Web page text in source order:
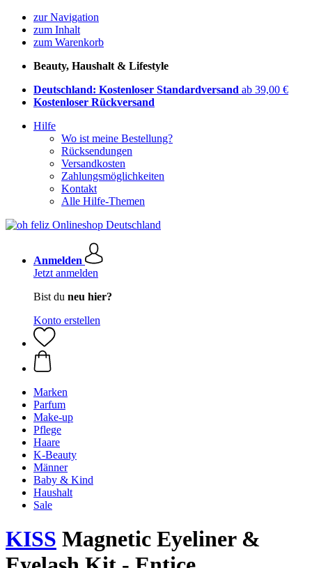
zur Navigation
zum Inhalt
zum Warenkorb
Beauty, Haushalt & Lifestyle
Deutschland: Kostenloser Standardversand ab 39,00 €
Kostenloser Rückversand
Hilfe
Wo ist meine Bestellung?
Rücksendungen
Versandkosten
Zahlungsmöglichkeiten
Kontakt
Alle Hilfe-Themen
Anmelden
Jetzt anmelden
Bist du neu hier?
Konto erstellen
Marken
Parfum
Make-up
Pflege
Haare
K-Beauty
Männer
Baby & Kind
Haushalt
Sale
KISS Magnetic Eyeliner &